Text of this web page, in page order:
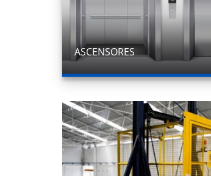
ASCENSORES